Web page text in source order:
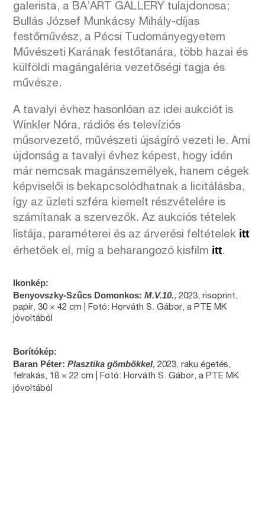
galerista, a BA’ART GALLERY tulajdonosa;
Bullás József Munkácsy Mihály-díjas
festőművész, a Pécsi Tudományegyetem
Művészeti Karának festőtanára, több hazai és
külföldi magángaléria vezetőségi tagja és
művésze.
A tavalyi évhez hasonlóan az idei aukciót is
Winkler Nóra, rádiós és televíziós
műsorvezető, művészeti újságíró vezeti le. Ami
újdonság a tavalyi évhez képest, hogy idén
már nemcsak magánszemélyek, hanem cégek
képviselői is bekapcsolódhatnak a licitálásba,
így az üzleti szféra kiemelt részvételére is
számítanak a szervezők. Az aukciós tételek
listája, paraméterei és az árverési feltételek itt
érhetőek el, míg a beharangozó kisfilm itt.
Ikonkép:
Benyovszky-Szűcs Domonkos:M.V.10.,2023, risoprint,
papír, 30 × 42 cm | Fotó: Horváth S. Gábor, a PTE MK
jóvoltából
Borítókép:
Baran Péter:Plasztika gömbökkel,2023, raku égetés,
felrakás, 18 × 22 cm | Fotó: Horváth S. Gábor, a PTE MK
jóvoltából